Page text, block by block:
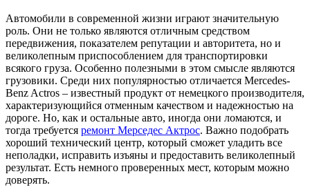
Автомобили в современной жизни играют значительную
роль. Они не только являются отличным средством
передвижения, показателем репутации и авторитета, но и
великолепным приспособлением для транспортировки
всякого груза. Особенно полезными в этом смысле являются
грузовики. Среди них популярностью отличается Mercedes-
Benz Actros ‒ известный продукт от немецкого производителя,
характеризующийся отменным качеством и надежностью на
дороге. Но, как и остальные авто, иногда они ломаются, и
тогда требуется ремонт Мерседес Актрос. Важно подобрать
хороший технический центр, который сможет уладить все
неполадки, исправить изъяны и предоставить великолепный
результат. Есть немного проверенных мест, которым можно
доверять.